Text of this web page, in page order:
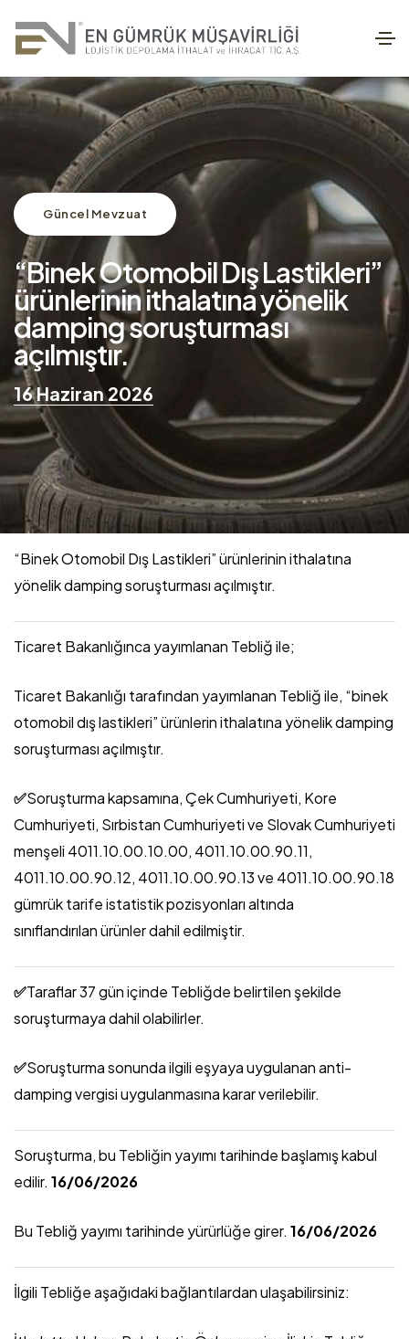
Güncel Mevzuat
“Binek Otomobil Dış Lastikleri”
ürünlerinin ithalatına yönelik
damping soruşturması
açılmıştır.
16 Haziran 2026
“Binek Otomobil Dış Lastikleri” ürünlerinin ithalatına
yönelik damping soruşturması açılmıştır.
Ticaret Bakanlığınca yayımlanan Tebliğ ile;
Ticaret Bakanlığı tarafından yayımlanan Tebliğ ile, “binek
otomobil dış lastikleri” ürünlerin ithalatına yönelik damping
soruşturması açılmıştır.
✅Soruşturma kapsamına, Çek Cumhuriyeti, Kore
Cumhuriyeti, Sırbistan Cumhuriyeti ve Slovak Cumhuriyeti
menşeli 4011.10.00.10.00, 4011.10.00.90.11,
4011.10.00.90.12, 4011.10.00.90.13 ve 4011.10.00.90.18
gümrük tarife istatistik pozisyonları altında
sınıflandırılan ürünler dahil edilmiştir.
✅Taraflar 37 gün içinde Tebliğde belirtilen şekilde
soruşturmaya dahil olabilirler.
✅Soruşturma sonunda ilgili eşyaya uygulanan anti-
damping vergisi uygulanmasına karar verilebilir.
Soruşturma, bu Tebliğin yayımı tarihinde başlamış kabul
edilir. 16/06/2026
Bu Tebliğ yayımı tarihinde yürürlüğe girer. 16/06/2026
İlgili Tebliğe aşağıdaki bağlantılardan ulaşabilirsiniz: